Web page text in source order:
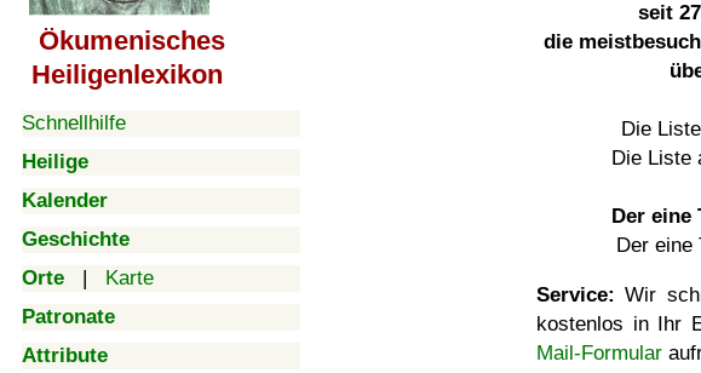
Ökumenisches
Heiligenlexikon
Schnellhilfe
Heilige
Kalender
Geschichte
Orte | Karte
Patronate
Attribute
seit
die
Die
Die Liste
Der eine
Der eine
Service: Wir
kostenlos in Ihr
Mail-Formular